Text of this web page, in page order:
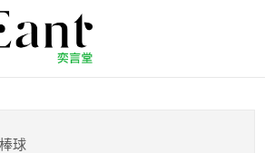
勝滿貫砲奠定基
痛擊統一獅
棒球